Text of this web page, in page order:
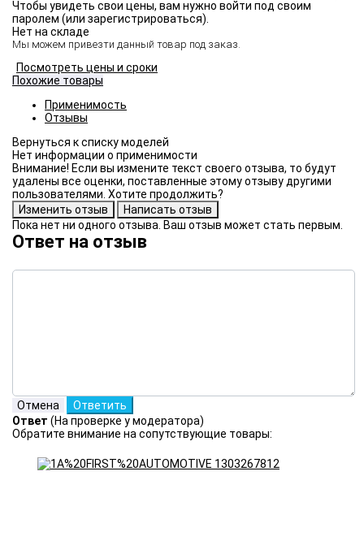
Чтобы увидеть свои цены, вам нужно войти под своим
паролем (или зарегистрироваться).
Нет на складе
Мы можем привезти данный товар под заказ.
Посмотреть цены и сроки
Похожие товары
Применимость
Отзывы
Нет информации о применимости
Внимание! Если вы измените текст своего отзыва, то будут
удалены все оценки, поставленные этому отзыву другими
пользователями. Хотите продолжить?
Пока нет ни одного отзыва. Ваш отзыв может стать первым.
Ответ на отзыв
Ответ (На проверке у модератора)
Обратите внимание на сопутствующие товары: